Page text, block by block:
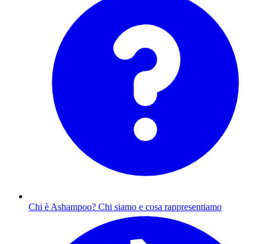
Chi è Ashampoo? Chi siamo e cosa rappresentiamo